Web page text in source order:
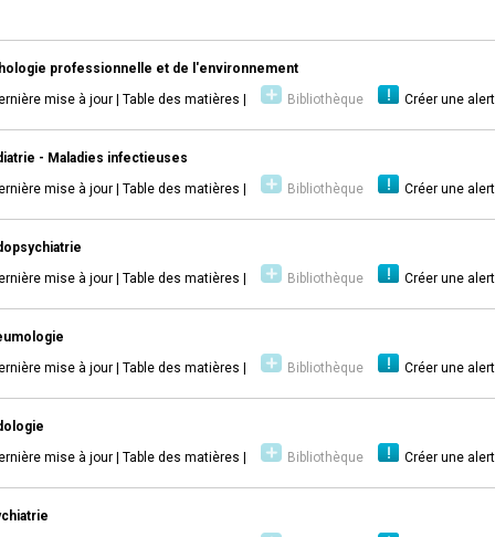
professionnelle et de l'environnement
mise à jour | Table des matières | Bibliothèque Créer une
- Maladies infectieuses
mise à jour | Table des matières | Bibliothèque Créer une
mise à jour | Table des matières | Bibliothèque Créer une
mise à jour | Table des matières | Bibliothèque Créer une
mise à jour | Table des matières | Bibliothèque Créer une